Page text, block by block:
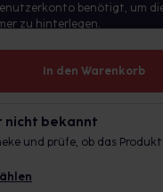
In den Warenkorb
nicht bekannt
und prüfe, ob das
benötigt, um die
zu hinterlegen.
und verantwortlich:
GmbH & Co. KG